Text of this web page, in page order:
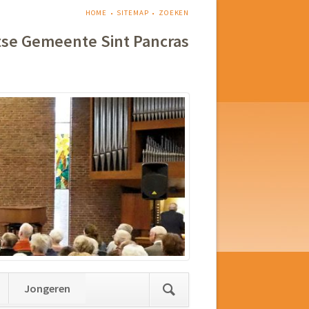
NAVIGATIE
HOME SITEMAP ZOEKEN
Gemeente Sint Pancras
Jongeren